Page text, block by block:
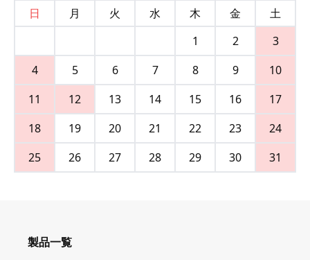
日
月 火 水 木 金
土
1
2
3
4
5 6 7 8 9
10
11
12 13 14 15 16
17
18
19 20 21 22 23
24
25
26 27 28 29 30 31
製品一覧